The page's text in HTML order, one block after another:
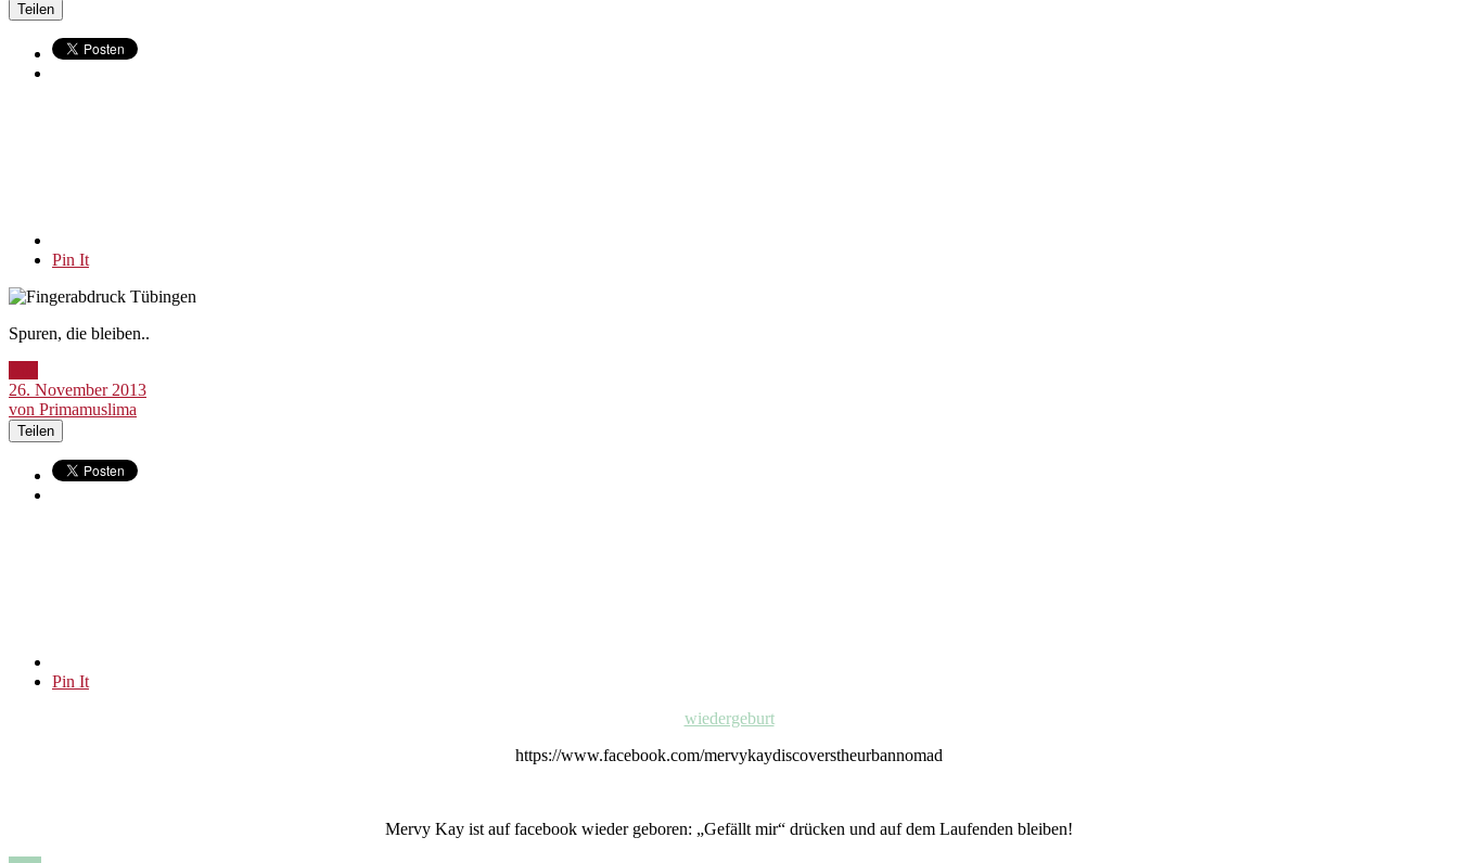
Teilen
Pin It
Spuren, die bleiben..
26. November 2013
von Primamuslima
Teilen
Pin It
wiedergeburt
https://www.facebook.com/mervykaydiscoverstheurbannomad
Mervy Kay ist auf facebook wieder geboren: „Gefällt mir“ drücken und auf dem Laufenden bleiben!